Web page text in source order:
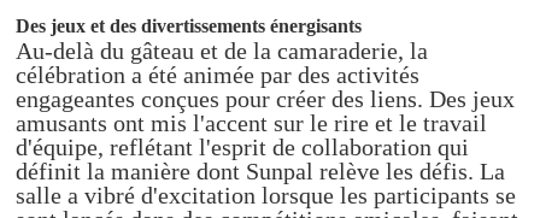
Des jeux et des divertissements énergisants
Au-delà du gâteau et de la camaraderie, la
célébration a été animée par des activités
engageantes conçues pour créer des liens. Des jeux
amusants ont mis l'accent sur le rire et le travail
d'équipe, reflétant l'esprit de collaboration qui
définit la manière dont Sunpal relève les défis. La
salle a vibré d'excitation lorsque les participants se